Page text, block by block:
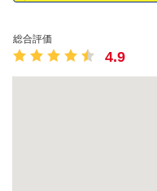
総合評価
4.9